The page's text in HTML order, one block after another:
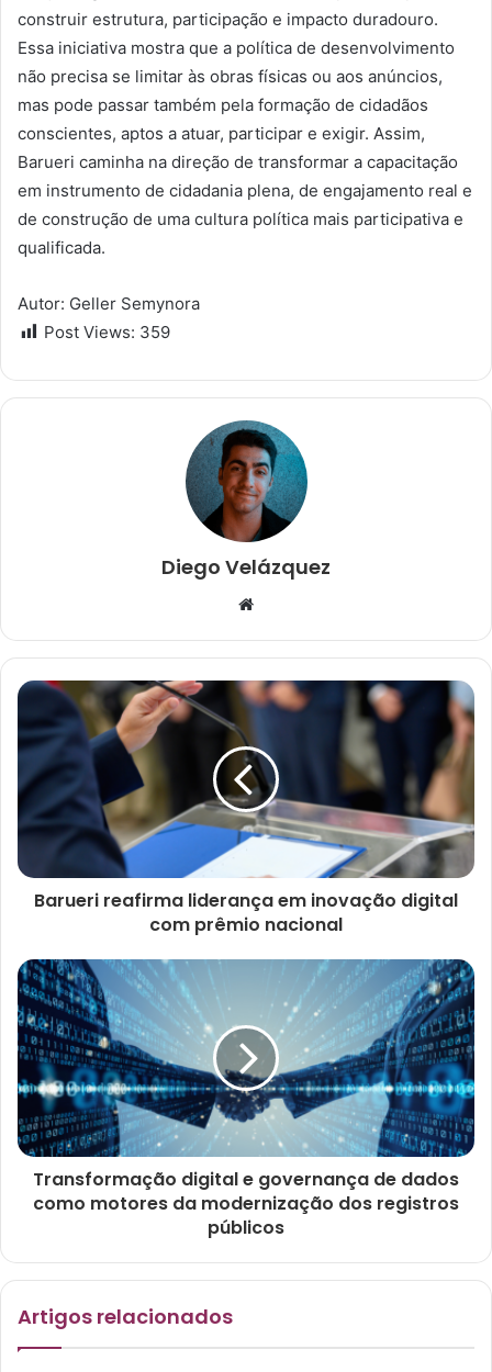
construir estrutura, participação e impacto duradouro.
Essa iniciativa mostra que a política de desenvolvimento
não precisa se limitar às obras físicas ou aos anúncios,
mas pode passar também pela formação de cidadãos
conscientes, aptos a atuar, participar e exigir. Assim,
Barueri caminha na direção de transformar a capacitação
em instrumento de cidadania plena, de engajamento real e
de construção de uma cultura política mais participativa e
qualificada.
Autor: Geller Semynora
Post Views: 359
Diego Velázquez
b
s
i
e
Barueri reafirma liderança em inovação digital
com prêmio nacional
Transformação digital e governança de dados
como motores da modernização dos registros
públicos
Artigos relacionados